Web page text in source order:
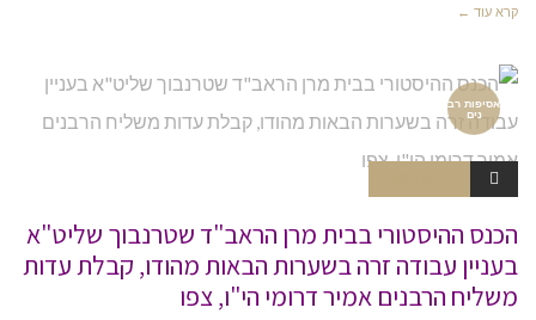
קרא עוד ←
אסיפות רב
נים
הכנס ההיסטורי בבית מרן הראב"ד שטרנבוך שליט"א
בעניין עבודה זרה בשערות הבאות מהודו, קבלת עדות
משליח הרבנים אמיר דרומי הי"ו, צפו